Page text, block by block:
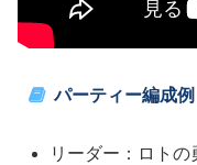
パーティー編成例
リーダー：ロトの